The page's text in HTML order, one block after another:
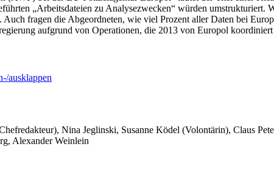
„Arbeitsdateien zu Analysezwecken“ würden
fragen die Abgeordneten, wie viel Prozent aller Daten bei
aufgrund von Operationen, die 2013 von Europol
ausklappen
Nina Jeglinski, Susanne Ködel (Volontärin), Claus
Alexander Weinlein